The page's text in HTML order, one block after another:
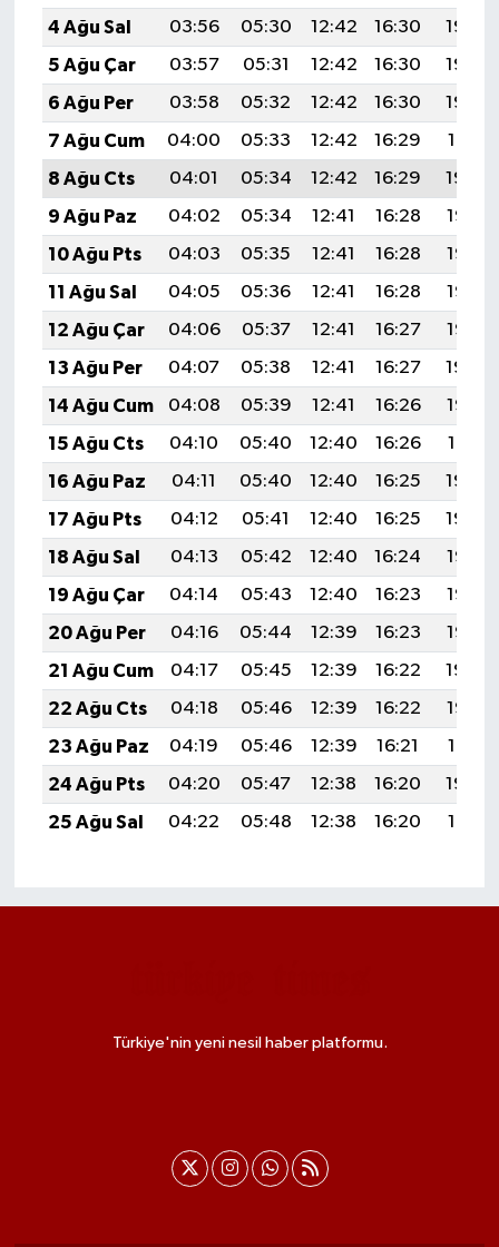
4 Ağu Sal
03:56 05:30 12:42 16:30
19:44
5 Ağu Çar
03:57 05:31 12:42 16:30
19:43
6 Ağu Per
03:58 05:32 12:42 16:30
19:42
7 Ağu Cum
04:00 05:33 12:42 16:29
19:41
8 Ağu Cts
04:01 05:34 12:42 16:29
19:40
9 Ağu Paz
04:02 05:34 12:41 16:28
19:38
10 Ağu Pts
04:03 05:35 12:41 16:28
19:37
11 Ağu Sal
04:05 05:36 12:41 16:28
19:36
12 Ağu Çar
04:06 05:37 12:41 16:27
19:35
13 Ağu Per
04:07 05:38 12:41 16:27
19:34
14 Ağu Cum
04:08 05:39 12:41 16:26
19:33
15 Ağu Cts
04:10 05:40 12:40 16:26
19:31
16 Ağu Paz
04:11 05:40 12:40 16:25
19:30
17 Ağu Pts
04:12 05:41 12:40 16:25
19:29
18 Ağu Sal
04:13 05:42 12:40 16:24
19:28
19 Ağu Çar
04:14 05:43 12:40 16:23
19:26
20 Ağu Per
04:16 05:44 12:39 16:23
19:25
21 Ağu Cum
04:17 05:45 12:39 16:22
19:24
22 Ağu Cts
04:18 05:46 12:39 16:22
19:22
23 Ağu Paz
04:19 05:46 12:39 16:21
19:21
24 Ağu Pts
04:20 05:47 12:38 16:20
19:20
25 Ağu Sal
04:22 05:48 12:38 16:20 19:18
Türkiye'nin yeni nesil haber platformu.